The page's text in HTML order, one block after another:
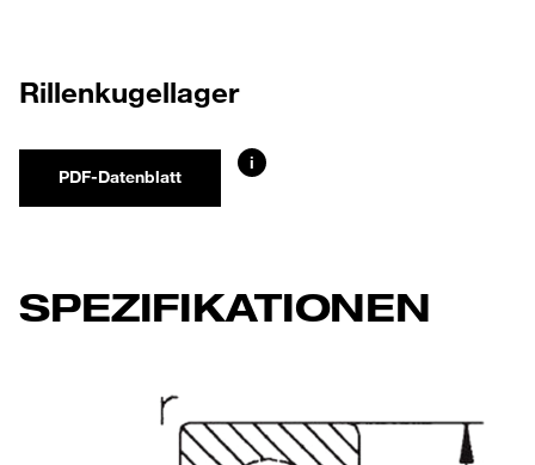
Rillenkugellager
PDF-Datenblatt
i
SPEZIFIKATIONEN